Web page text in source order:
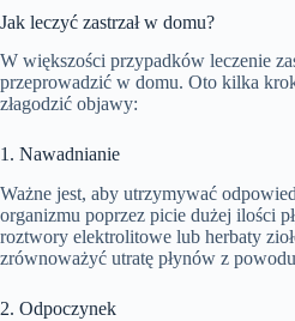
Jak leczyć zastrzał w domu?
W większości przypadków leczenie
przeprowadzić w domu. Oto kilka
złagodzić objawy:
1. Nawadnianie
Ważne jest, aby utrzymywać
organizmu poprzez picie dużej ilości
roztwory elektrolitowe lub herbaty
zrównoważyć utratę płynów z
2. Odpoczynek